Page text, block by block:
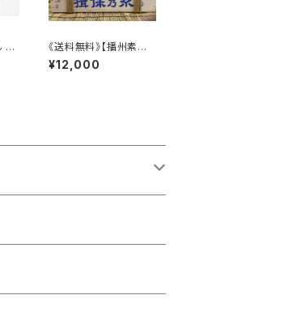
30
《送料無料》【播州素麺】
揖保乃糸 特級品 9kg
木箱 黒帯 特級
¥12,000